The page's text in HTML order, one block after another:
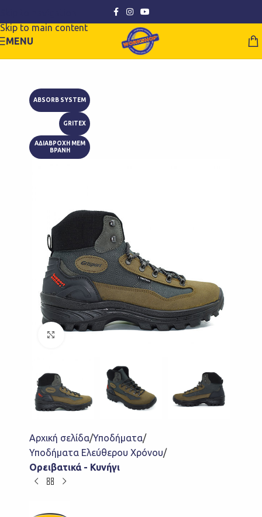
Skip to main content
MENU
ABSORB SYSTEM
GRITEX
ΑΔΙΑΒΡΟΧΗ ΜΕΜ
ΒΡΑΝΗ
Click to enlarge
Αρχική σελίδα Υποδήματα
Υποδήματα Ελεύθερου Χρόνου
Ορειβατικά - Κυνήγι